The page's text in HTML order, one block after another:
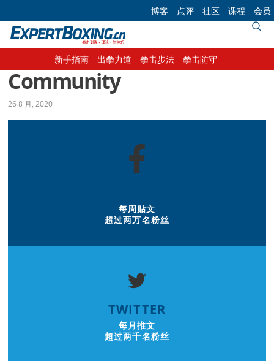
to
primary
to
main
to
primary
to
footer
博客 点评 社区 课程 会员
新手指南 出拳力道 拳击步法 拳击防守
Community
26 8 月, 2020
每周贴文
超过两万名粉丝
TWITTER
每月推文
超过两千名粉丝